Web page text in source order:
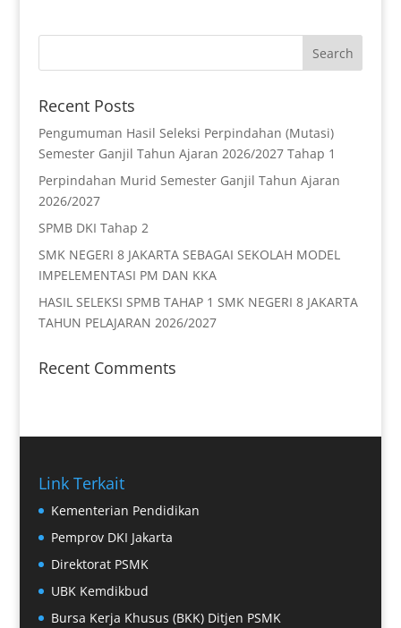
Recent Posts
Pengumuman Hasil Seleksi Perpindahan (Mutasi)
Semester Ganjil Tahun Ajaran 2026/2027 Tahap 1
Perpindahan Murid Semester Ganjil Tahun Ajaran
2026/2027
SPMB DKI Tahap 2
SMK NEGERI 8 JAKARTA SEBAGAI SEKOLAH MODEL
IMPELEMENTASI PM DAN KKA
HASIL SELEKSI SPMB TAHAP 1 SMK NEGERI 8 JAKARTA
TAHUN PELAJARAN 2026/2027
Recent Comments
Link Terkait
Kementerian Pendidikan
Pemprov DKI Jakarta
Direktorat PSMK
UBK Kemdikbud
Bursa Kerja Khusus (BKK) Ditjen PSMK